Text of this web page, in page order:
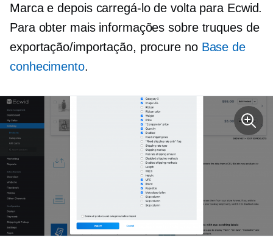
Marca e depois carregá-lo de volta para Ecwid.
Para obter mais informações sobre truques de
exportação/importação, procure no Base de
conhecimento.